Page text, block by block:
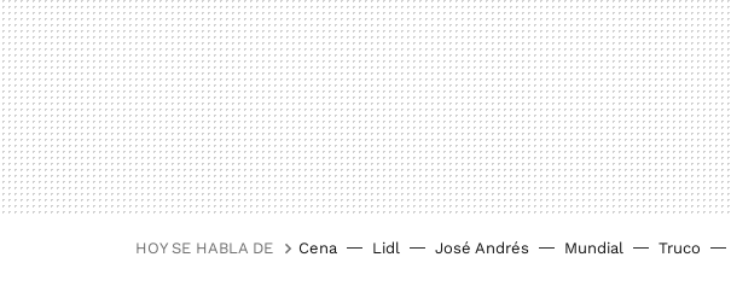
HOY SE HABLA DE Cena Lidl José Andrés Mundial Truco